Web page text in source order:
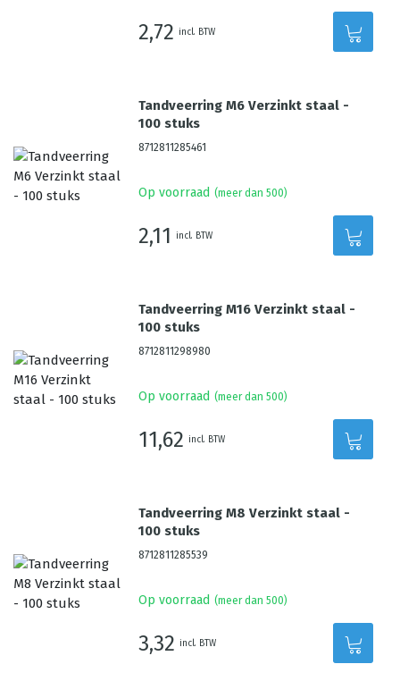
2,72 incl. BTW
Tandveerring M6 Verzinkt staal -
100 stuks
8712811285461
Op voorraad (meer dan 500)
2,11 incl. BTW
Tandveerring M16 Verzinkt staal -
100 stuks
8712811298980
Op voorraad (meer dan 500)
11,62 incl. BTW
Tandveerring M8 Verzinkt staal -
100 stuks
8712811285539
Op voorraad (meer dan 500)
3,32 incl. BTW